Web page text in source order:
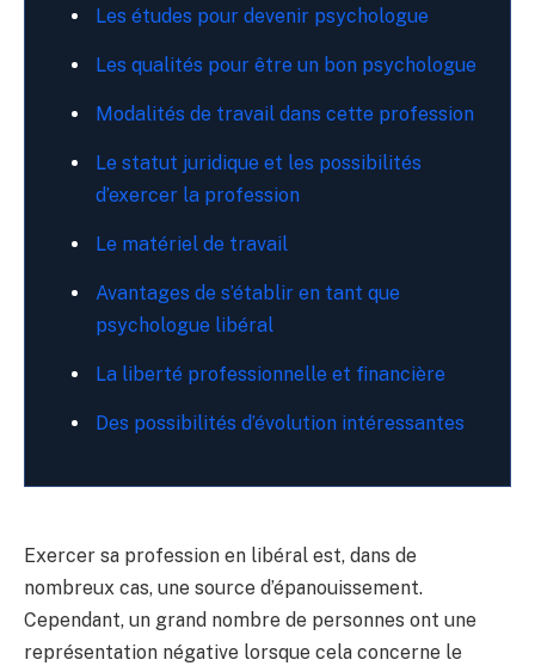
Les études pour devenir psychologue
Les qualités pour être un bon psychologue
Modalités de travail dans cette profession
Le statut juridique et les possibilités
d’exercer la profession
Le matériel de travail
Avantages de s’établir en tant que
psychologue libéral
La liberté professionnelle et financière
Des possibilités d’évolution intéressantes
Exercer sa profession en libéral est, dans de
nombreux cas, une source d’épanouissement.
Cependant, un grand nombre de personnes ont une
représentation négative lorsque cela concerne le